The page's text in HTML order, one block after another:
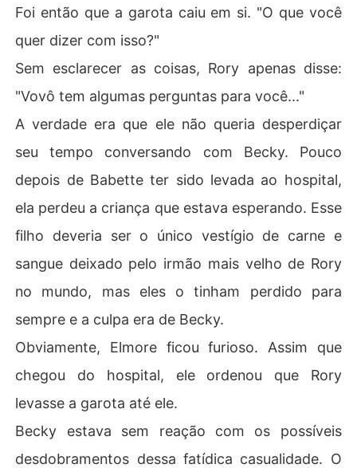
Foi então que a garota caiu em si. "O que você
quer dizer com isso?"
Sem esclarecer as coisas, Rory apenas disse:
"Vovô tem algumas perguntas para você..."
A verdade era que ele não queria desperdiçar
seu tempo conversando com Becky. Pouco
depois de Babette ter sido levada ao hospital,
ela perdeu a criança que estava esperando. Esse
filho deveria ser o único vestígio de carne e
sangue deixado pelo irmão mais velho de Rory
no mundo, mas eles o tinham perdido para
sempre e a culpa era de Becky.
Obviamente, Elmore ficou furioso. Assim que
chegou do hospital, ele ordenou que Rory
levasse a garota até ele.
Becky estava sem reação com os possíveis
desdobramentos dessa fatídica casualidade. O